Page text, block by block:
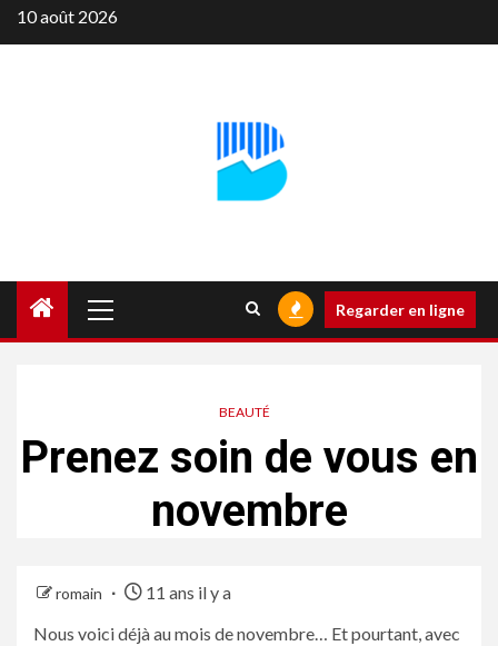
Aller
au
10 août 2026
principal
Regarder en ligne
BEAUTÉ
Prenez soin de vous en
novembre
romain
11 ans il y a
Nous voici déjà au mois de novembre… Et pourtant, avec